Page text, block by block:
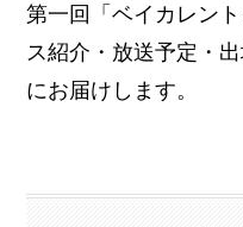
第一回「ベイカレン
ス紹介・放送予定・
にお届けします。